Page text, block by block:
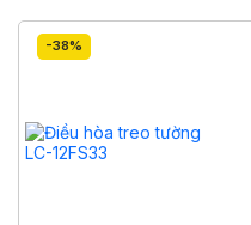
-38%